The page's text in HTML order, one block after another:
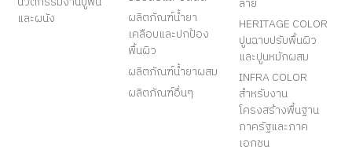
และผนัง
ผลิตภัณฑ์น้ำยา
เคลือบและปกป้อง
พื้นผิว
ผลิตภัณฑ์น้ำยาผสม
ผลิตภัณฑ์อื่นๆ
HERITAGE COLOR
ปูนฉาบปรับพื้นผิว
และปูนหมักผสม
INFRA COLOR
สำหรับงาน
โครงสร้างพื้นฐาน
ภาครัฐและภาค
เอกชน